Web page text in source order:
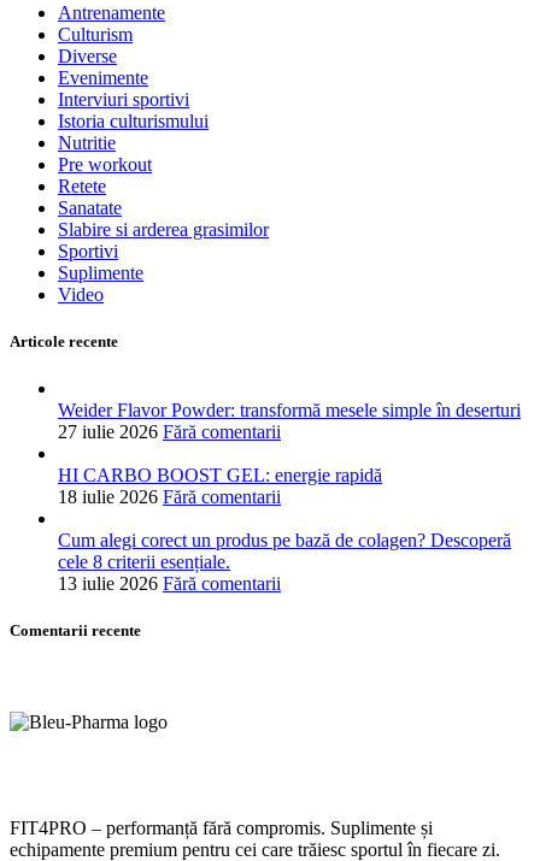
Antrenamente
Culturism
Diverse
Evenimente
Interviuri sportivi
Istoria culturismului
Nutritie
Pre workout
Retete
Sanatate
Slabire si arderea grasimilor
Sportivi
Suplimente
Video
Articole recente
Weider Flavor Powder: transformă mesele simple în deserturi
27 iulie 2026 Fără comentarii
HI CARBO BOOST GEL: energie rapidă
18 iulie 2026 Fără comentarii
Cum alegi corect un produs pe bază de colagen? Descoperă
cele 8 criterii esențiale.
13 iulie 2026 Fără comentarii
Comentarii recente
FIT4PRO – performanță fără compromis. Suplimente și
echipamente premium pentru cei care trăiesc sportul în fiecare zi.